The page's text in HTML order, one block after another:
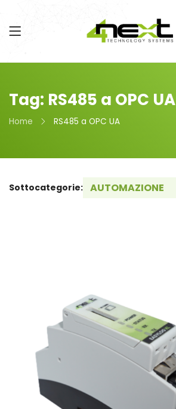
Tag: RS485 a OPC UA
Home RS485 a OPC UA
Sottocategorie: AUTOMAZIONE